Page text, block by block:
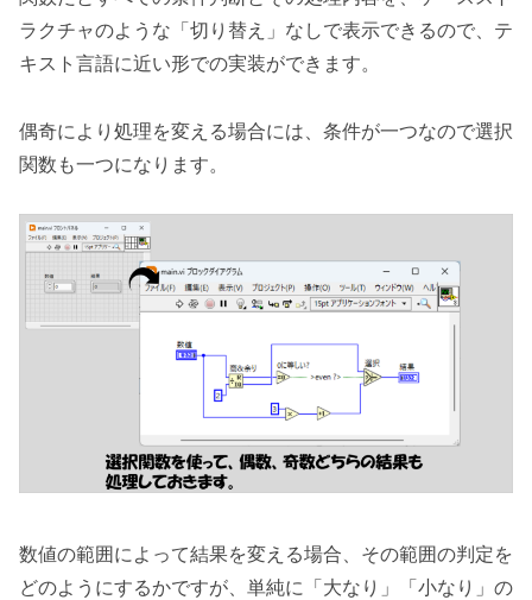
ラクチャのような「切り替え」なしで表示できるので、テ
キスト言語に近い形での実装ができます。
偶奇により処理を変える場合には、条件が一つなので選択
関数も一つになります。
数値の範囲によって結果を変える場合、その範囲の判定を
どのようにするかですが、単純に「大なり」「小なり」の